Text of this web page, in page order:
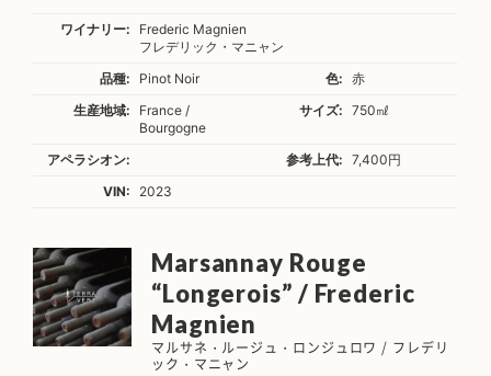
ワイナリー:
Frederic Magnien
フレデリック・マニャン
品種:
Pinot Noir 色:
赤
生産地域:
France /
Bourgogne
サイズ: 750㎖
アペラシオン: 参考上代:
7,400円
VIN:
2023
Marsannay Rouge
“Longerois” / Frederic
Magnien
マルサネ・ルージュ・ロンジュロワ / フレデリ
ック・マニャン